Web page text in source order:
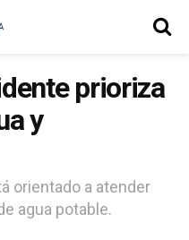
prioriza
y
orientado a atender
agua potable.